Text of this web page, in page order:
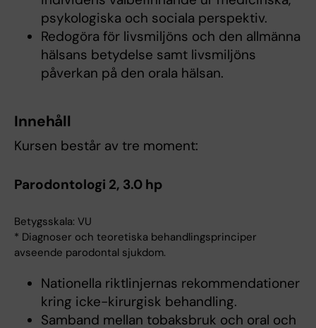
psykologiska och sociala perspektiv.
Redogöra för livsmiljöns och den allmänna
hälsans betydelse samt livsmiljöns
påverkan på den orala hälsan.
Innehåll
Kursen består av tre moment:
Parodontologi 2, 3.0 hp
Betygsskala: VU
* Diagnoser och teoretiska behandlingsprinciper
avseende parodontal sjukdom.
Nationella riktlinjernas rekommendationer
kring icke-kirurgisk behandling.
Samband mellan tobaksbruk och oral och